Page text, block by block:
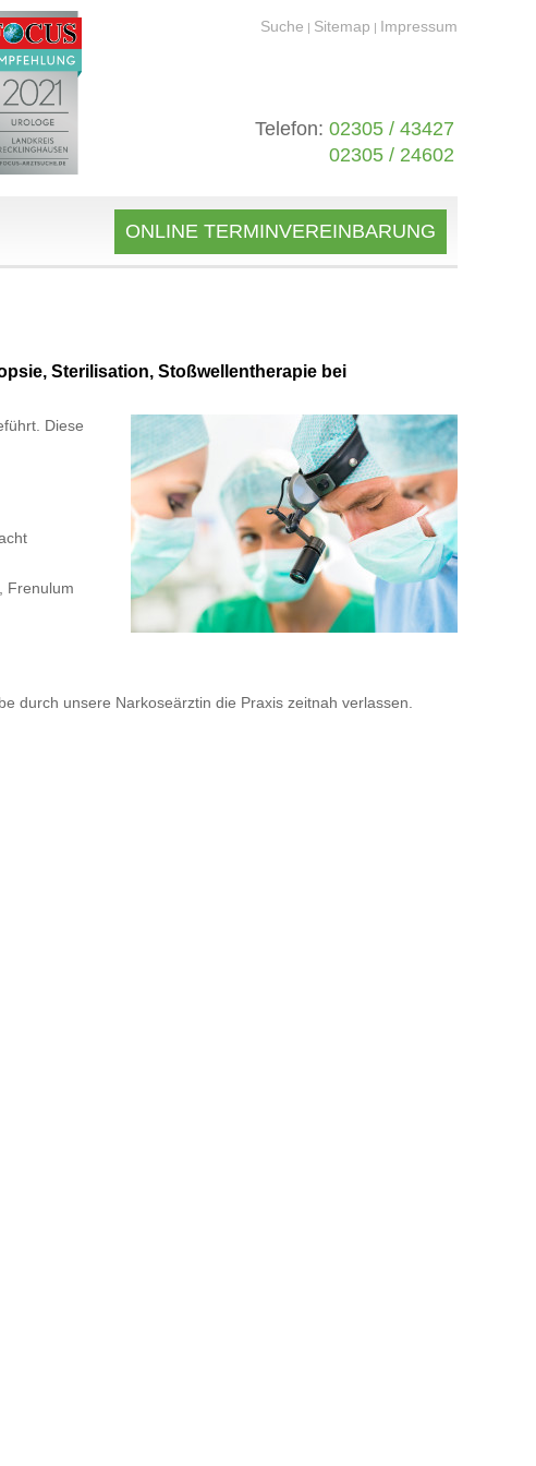
Suche | Sitemap | Impressum
Telefon: 02305 / 43427
02305 / 24602
ONLINE TERMINVEREINBARUNG
Sterilisation, Stoßwellentherapie bei
Diese
Frenulum
durch unsere Narkoseärztin die Praxis zeitnah verlassen.